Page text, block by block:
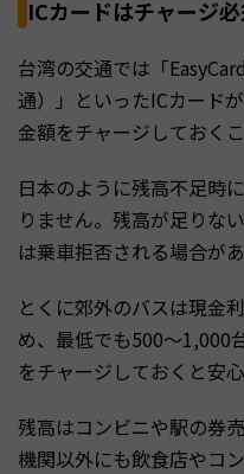
ICカードはチャージ
台湾の交通では「
通）」といったICカード
金額をチャージしておくこ
日本のように残高不足時
りません。残高が足りな
は乗車拒否される場合が
とくに郊外のバスは現金
め、最低でも500〜1,000
をチャージしておくと安心
残高はコンビニや駅の券
機関以外にも飲食店やコ